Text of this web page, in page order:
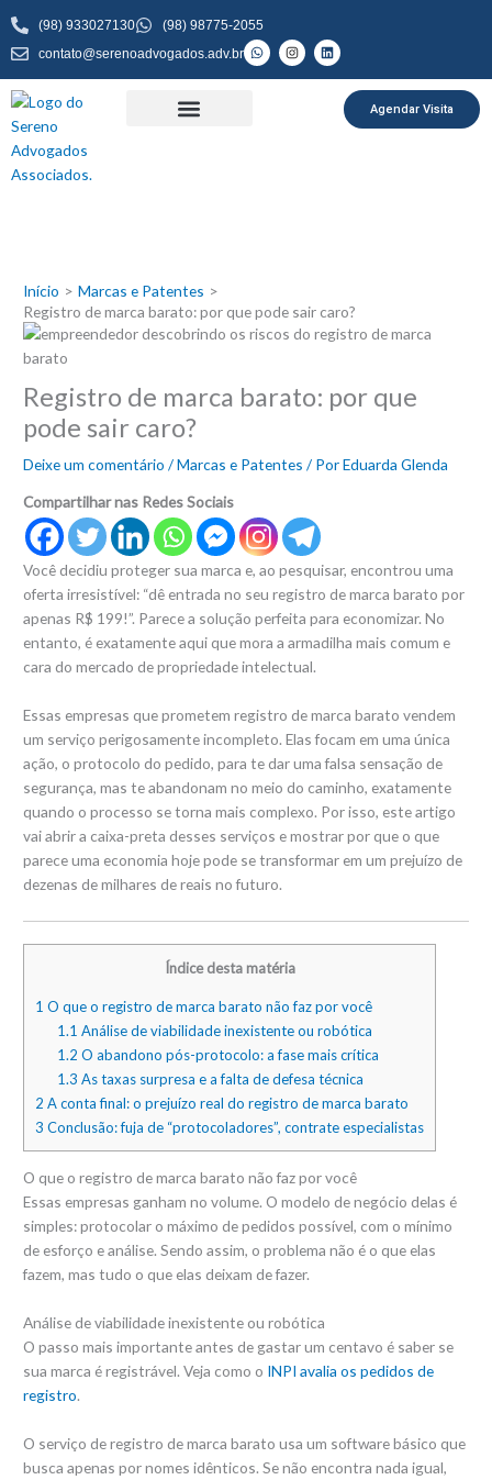
para
conteúdo
(98) 933027130
(98) 98775-2055
contato@serenoadvogados.adv.br
W
h
a
t
I
n
s
t
L
i
n
k
Agendar Visita
Início
Marcas e Patentes
Registro de marca barato: por que pode sair caro?
Registro de marca barato: por que
pode sair caro?
Deixe um comentário /Marcas e Patentes / PorEduarda Glenda
Compartilhar nas Redes Sociais
Você decidiu proteger sua marca e, ao pesquisar, encontrou uma
oferta irresistível: “dê entrada no seu registro de marca barato por
apenas R$ 199!”. Parece a solução perfeita para economizar. No
entanto, é exatamente aqui que mora a armadilha mais comum e
cara do mercado de propriedade intelectual.
Essas empresas que prometem registro de marca barato vendem
um serviço perigosamente incompleto. Elas focam em uma única
ação, o protocolo do pedido, para te dar uma falsa sensação de
segurança, mas te abandonam no meio do caminho, exatamente
quando o processo se torna mais complexo. Por isso, este artigo
vai abrir a caixa-preta desses serviços e mostrar por que o que
parece uma economia hoje pode se transformar em um prejuízo de
dezenas de milhares de reais no futuro.
Índice desta matéria
1 O que o registro de marca barato não faz por você
1.1 Análise de viabilidade inexistente ou robótica
1.2 O abandono pós-protocolo: a fase mais crítica
1.3 As taxas surpresa e a falta de defesa técnica
2 A conta final: o prejuízo real do registro de marca barato
3 Conclusão: fuja de “protocoladores”, contrate especialistas
O que o registro de marca barato não faz por você
Essas empresas ganham no volume. O modelo de negócio delas é
simples: protocolar o máximo de pedidos possível, com o mínimo
de esforço e análise. Sendo assim, o problema não é o que elas
fazem, mas tudo o que elas deixam de fazer.
Análise de viabilidade inexistente ou robótica
O passo mais importante antes de gastar um centavo é saber se
sua marca é registrável. Veja como o INPI avalia os pedidos de
registro.
O serviço de registro de marca barato usa um software básico que
busca apenas por nomes idênticos. Se não encontra nada igual,